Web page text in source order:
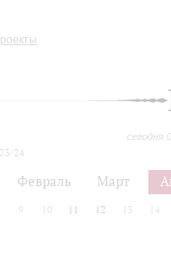
сегодня
24
Февраль Март
9 10 11 12 13 14